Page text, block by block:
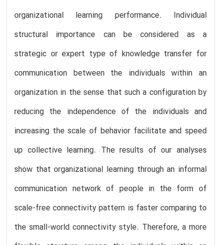
organizational learning performance. Individual
structural importance can be considered as a
strategic or expert type of knowledge transfer for
communication between the individuals within an
organization in the sense that such a configuration by
reducing the independence of the individuals and
increasing the scale of behavior facilitate and speed
up collective learning. The results of our analyses
show that organizational learning through an informal
communication network of people in the form of
scale-free connectivity pattern is faster comparing to
the small-world connectivity style. Therefore, a more